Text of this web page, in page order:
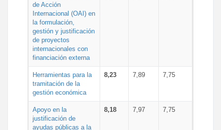
de Acción
Internacional (OAI) en
la formulación,
gestión y justificación
de proyectos
internacionales con
financiación externa
Herramientas para la
tramitación de la
gestión económica
8,23 7,89 7,75
Apoyo en la
justificación de
ayudas públicas a la
8,18 7,97 7,75